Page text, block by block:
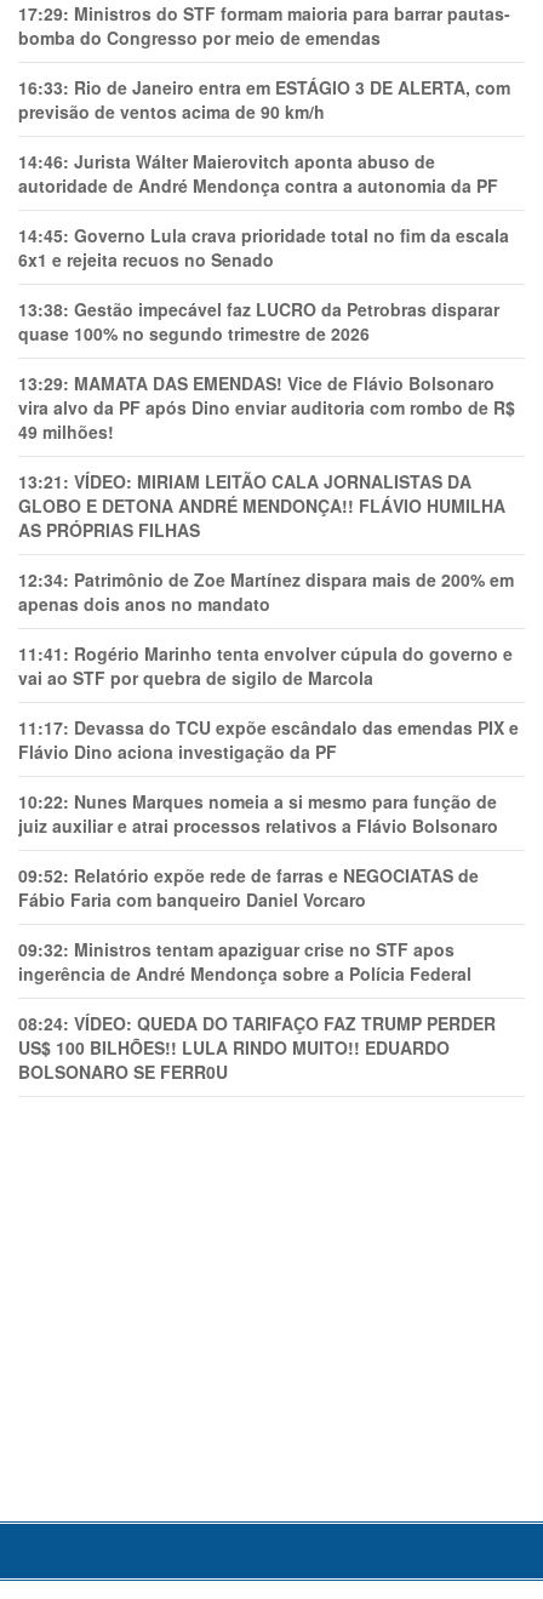
17:29: Ministros do STF formam maioria para barrar pautas-
bomba do Congresso por meio de emendas
16:33: Rio de Janeiro entra em ESTÁGIO 3 DE ALERTA, com
previsão de ventos acima de 90 km/h
14:46: Jurista Wálter Maierovitch aponta abuso de
autoridade de André Mendonça contra a autonomia da PF
14:45: Governo Lula crava prioridade total no fim da escala
6x1 e rejeita recuos no Senado
13:38: Gestão impecável faz LUCRO da Petrobras disparar
quase 100% no segundo trimestre de 2026
13:29: MAMATA DAS EMENDAS! Vice de Flávio Bolsonaro
vira alvo da PF após Dino enviar auditoria com rombo de R$
49 milhões!
13:21: VÍDEO: MIRIAM LEITÃO CALA JORNALISTAS DA
GLOBO E DETONA ANDRÉ MENDONÇA!! FLÁVIO HUMILHA
AS PRÓPRIAS FILHAS
12:34: Patrimônio de Zoe Martínez dispara mais de 200% em
apenas dois anos no mandato
11:41: Rogério Marinho tenta envolver cúpula do governo e
vai ao STF por quebra de sigilo de Marcola
11:17: Devassa do TCU expõe escândalo das emendas PIX e
Flávio Dino aciona investigação da PF
10:22: Nunes Marques nomeia a si mesmo para função de
juiz auxiliar e atrai processos relativos a Flávio Bolsonaro
09:52: Relatório expõe rede de farras e NEGOCIATAS de
Fábio Faria com banqueiro Daniel Vorcaro
09:32: Ministros tentam apaziguar crise no STF apos
ingerência de André Mendonça sobre a Polícia Federal
08:24: VÍDEO: QUEDA DO TARIFAÇO FAZ TRUMP PERDER
US$ 100 BILHÕES!! LULA RINDO MUITO!! EDUARDO
BOLSONARO SE FERR0U